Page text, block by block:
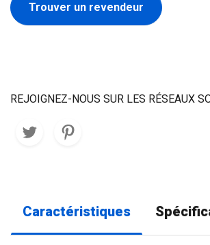
Trouver un revendeur
REJOIGNEZ-NOUS SUR LES RÉSEAUX
Caractéristiques